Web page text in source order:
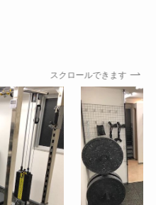
スクロールできます